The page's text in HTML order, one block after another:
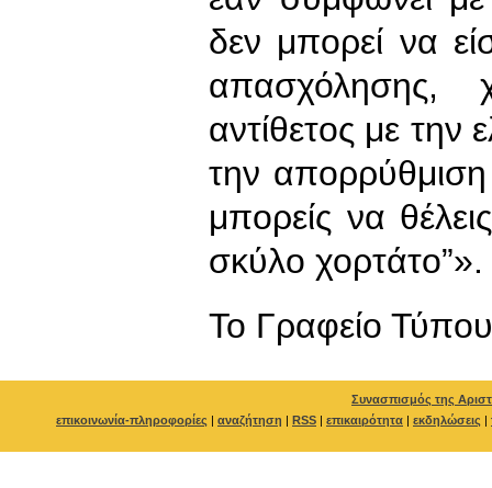
δεν μπορεί να
απασχόλησης,
αντίθετος με την
την
μπορείς να
σκύλο χορτάτο”».
To Γραφείο Τύπου
Συνασπισμός της
επικοινωνία-πληροφορίες | αναζήτηση | RSS | επικαιρότητα | εκδηλώσεις |